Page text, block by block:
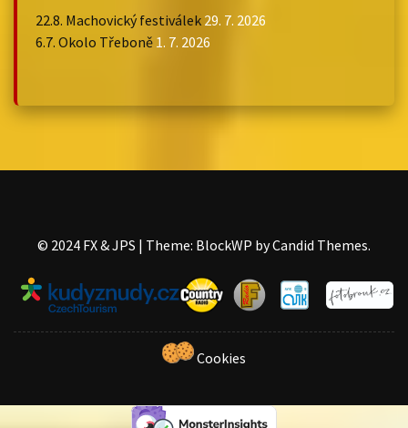
22.8. Machovický festiválek 29. 7. 2026
6.7. Okolo Třeboně 1. 7. 2026
©️ 2024 FX & JPS | Theme: BlockWP byCandid Themes.
Cookies